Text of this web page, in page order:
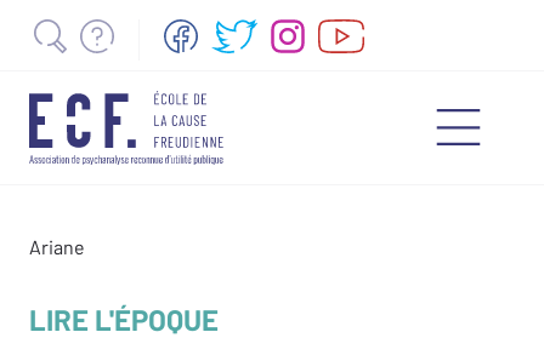
Ariane
LIRE L'ÉPOQUE